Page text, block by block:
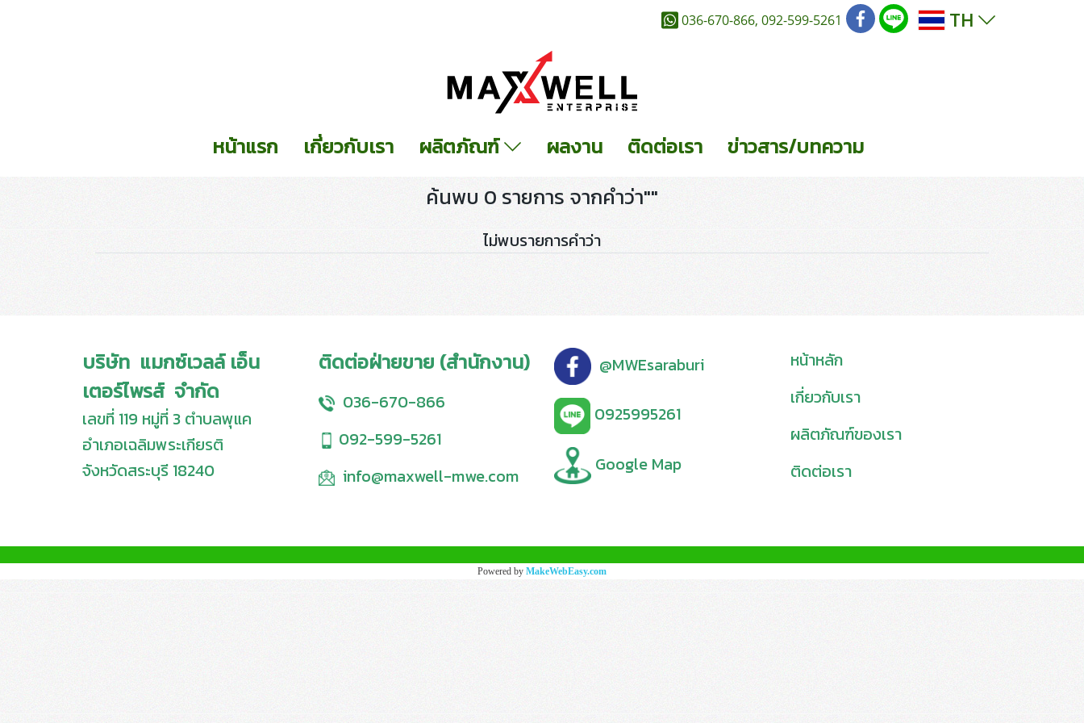
036-670-866, 092-599-5261 TH
หน้าแรก เกี่ยวกับเรา ผลิตภัณฑ์ ผลงาน ติดต่อเรา ข่าวสาร/บทความ
ค้นพบ 0 รายการ จากคำว่า""
ไม่พบรายการคำว่า
บริษัท แมกซ์เวลล์ เอ็น
เตอร์ไพรส์ จำกัด
เลขที่ 119 หมู่ที่ 3 ตำบลพุแค
อำเภอเฉลิมพระเกียรติ
จังหวัดสระบุรี 18240
ติดต่อฝ่ายขาย (สำนักงาน)
036-670-866
092-599-5261
info@maxwell-mwe.com
@MWEsaraburi
0925995261
Google Map
หน้าหลัก
เกี่ยวกับเรา
ผลิตภัณฑ์ของเรา
ติดต่อเรา
Powered by MakeWebEasy.com